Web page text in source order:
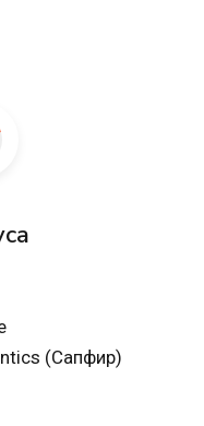
(Сапфир)